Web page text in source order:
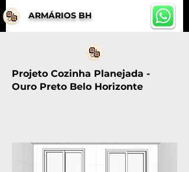
ARMÁRIOS BH
Projeto Cozinha Planejada -
Ouro Preto Belo Horizonte